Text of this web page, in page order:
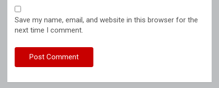
Save my name, email, and website in this browser for the
next time I comment.